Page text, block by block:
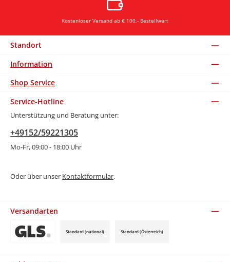
Kostenloser Versand ab € 100,- Bestellwert
Standort
Information
Shop Service
Service-Hotline
Unterstützung und Beratung unter:
+49152/59221305
Mo-Fr, 09:00 - 18:00 Uhr
Oder über unser Kontaktformular.
Versandarten
Standard (national) Standard (Österreich)